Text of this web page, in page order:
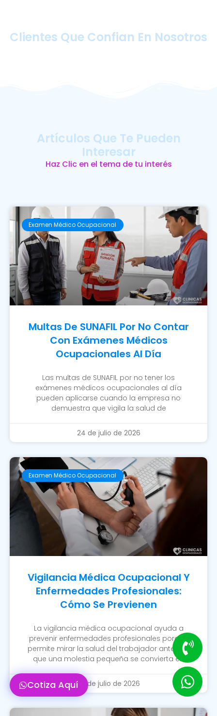
Clientes Que Confian En Nosotros
Artículos Que Te Pueden
Interesar
Haz Clic en el tema de tu interés
Examen Médico Ocupacional
Multas De SUNAFIL Por No Contar
Con Exámenes Médicos
Ocupacionales Al Día
Las multas de SUNAFIL por no tener los
exámenes médicos ocupacionales al día
pueden aplicarse cuando la empresa no
demuestra que vigila la salud de
24 de julio de 2026
Examen Médico Ocupacional
Vigilancia Médica Ocupacional Y
Enfermedades Profesionales:
Cómo Se Previenen
La vigilancia médica ocupacional ayuda a
prevenir enfermedades profesionales porque
permite mirar la salud del trabajador antes de
que una molestia pequeña se convierta en
20 de julio de 2026
Cotiza Aquí